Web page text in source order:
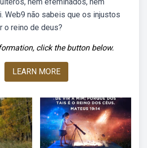
Web9 não sabeis que os injustos
o reino de deus?
click the button below.
LEARN MORE